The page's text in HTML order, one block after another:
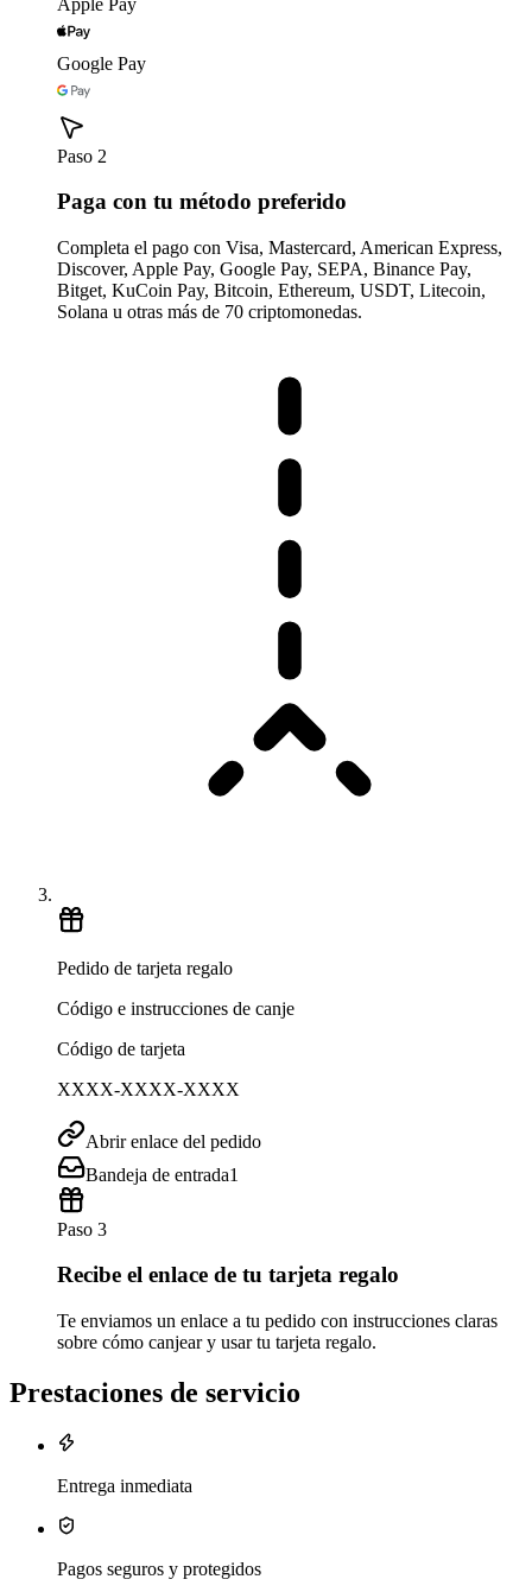
Google Pay
Paso 2
Paga con tu método preferido
Completa el pago con Visa, Mastercard, American Express,
Discover, Apple Pay, Google Pay, SEPA, Binance Pay,
Bitget, KuCoin Pay, Bitcoin, Ethereum, USDT, Litecoin,
Solana u otras más de 70 criptomonedas.
Pedido de tarjeta regalo
Código e instrucciones de canje
Código de tarjeta
XXXX-XXXX-XXXX
Abrir enlace del pedido
Bandeja de entrada1
Paso 3
Recibe el enlace de tu tarjeta regalo
Te enviamos un enlace a tu pedido con instrucciones claras
sobre cómo canjear y usar tu tarjeta regalo.
Prestaciones de servicio
Entrega inmediata
Pagos seguros y protegidos